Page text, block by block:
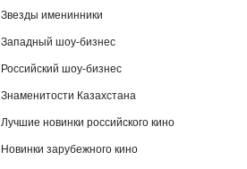
Звезды именинники
Западный шоу-бизнес
Российский шоу-бизнес
Знаменитости Казахстана
Лучшие новинки российского кино
Новинки зарубежного кино